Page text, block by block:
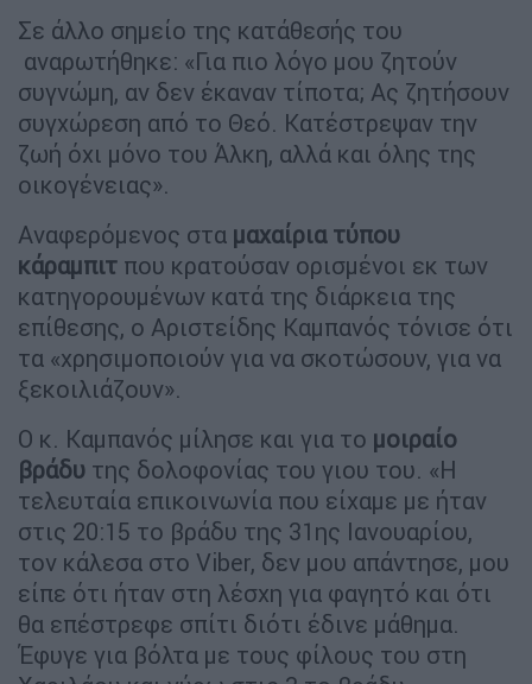
Σε άλλο σημείο της κατάθεσής του
αναρωτήθηκε: «Για πιο λόγο μου ζητούν
συγνώμη, αν δεν έκαναν τίποτα; Ας ζητήσουν
συγχώρεση από το Θεό. Κατέστρεψαν την
ζωή όχι μόνο του Άλκη, αλλά και όλης της
οικογένειας».
Αναφερόμενος στα μαχαίρια τύπου
κάραμπιτ που κρατούσαν ορισμένοι εκ των
κατηγορουμένων κατά της διάρκεια της
επίθεσης, ο Αριστείδης Καμπανός τόνισε ότι
τα «χρησιμοποιούν για να σκοτώσουν, για να
ξεκοιλιάζουν».
Ο κ. Καμπανός μίλησε και για το μοιραίο
βράδυ της δολοφονίας του γιου του. «Η
τελευταία επικοινωνία που είχαμε με ήταν
στις 20:15 το βράδυ της 31ης Ιανουαρίου,
τον κάλεσα στο Viber, δεν μου απάντησε, μου
είπε ότι ήταν στη λέσχη για φαγητό και ότι
θα επέστρεφε σπίτι διότι έδινε μάθημα.
Έφυγε για βόλτα με τους φίλους του στη